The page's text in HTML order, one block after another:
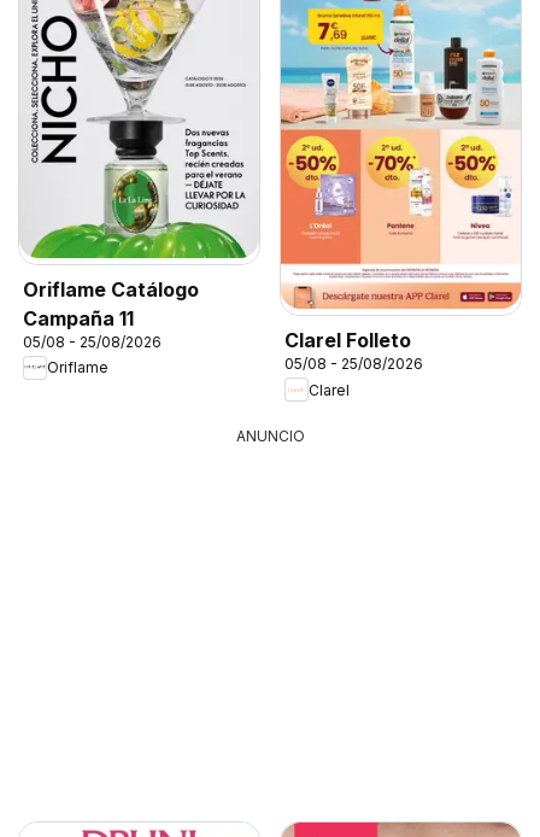
Oriflame Catálogo
Campaña 11
05/08 - 25/08/2026
Oriflame
Clarel Folleto
05/08 - 25/08/2026
Clarel
ANUNCIO